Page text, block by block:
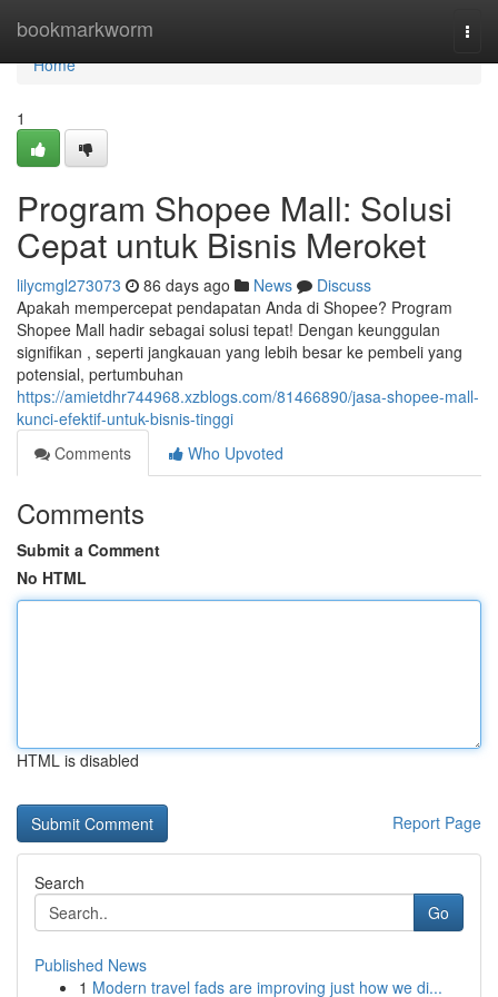
bookmarkworm
Home
Home
1
Program Shopee Mall: Solusi
Cepat untuk Bisnis Meroket
lilycmgl273073 86 days ago News
Discuss
Apakah mempercepat pendapatan Anda di Shopee? Program
Shopee Mall hadir sebagai solusi tepat! Dengan keunggulan
signifikan , seperti jangkauan yang lebih besar ke pembeli yang
potensial, pertumbuhan
https://amietdhr744968.xzblogs.com/81466890/jasa-shopee-mall-
kunci-efektif-untuk-bisnis-tinggi
Comments
Who Upvoted
Comments
Submit a Comment
No HTML
HTML is disabled
Report Page
Search
Go
Published News
1 Modern travel fads are improving just how we di...